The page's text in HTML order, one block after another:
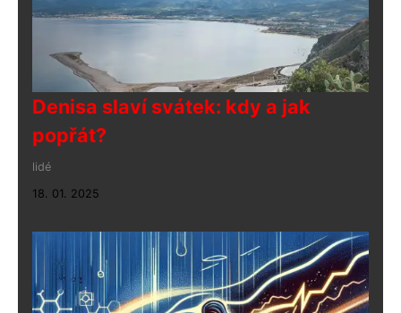
Denisa slaví svátek: kdy a jak
popřát?
lidé
18. 01. 2025